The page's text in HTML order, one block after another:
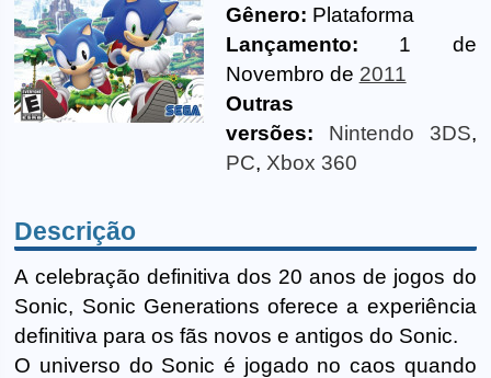
Gênero: Plataforma
Lançamento: 1 de
Novembro de 2011
Outras
versões:
Nintendo 3DS,
PC, Xbox 360
Descrição
A celebração definitiva dos 20 anos de jogos do
Sonic, Sonic Generations oferece a experiência
definitiva para os fãs novos e antigos do Sonic.
O universo do Sonic é jogado no caos quando